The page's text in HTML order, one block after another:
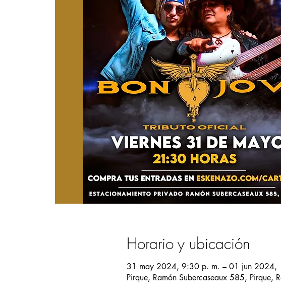
Horario y ubicación
31 may 2024, 9:30 p. m. – 01 jun 2024,
Pirque, Ramón Subercaseaux 585, Pirque,